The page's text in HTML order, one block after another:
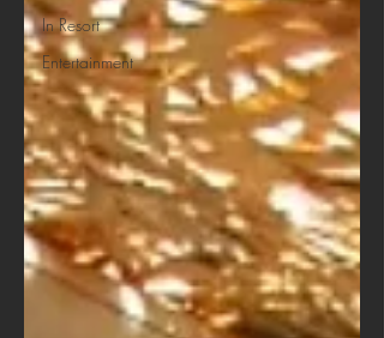
In Resort
Entertainment